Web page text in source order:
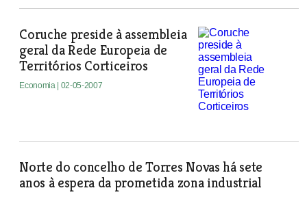
Coruche preside à assembleia
geral da Rede Europeia de
Territórios Corticeiros
Economia | 02-05-2007
Norte do concelho de Torres Novas há sete
anos à espera da prometida zona industrial